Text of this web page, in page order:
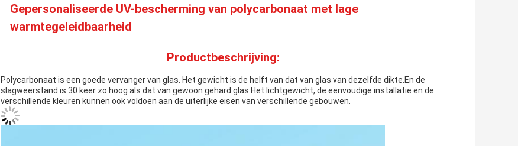
Gepersonaliseerde UV-bescherming van polycarbonaat met lage
warmtegeleidbaarheid
Productbeschrijving:
Polycarbonaat is een goede vervanger van glas. Het gewicht is de helft van dat van glas van dezelfde dikte.En de
slagweerstand is 30 keer zo hoog als dat van gewoon gehard glas.Het lichtgewicht, de eenvoudige installatie en de
verschillende kleuren kunnen ook voldoen aan de uiterlijke eisen van verschillende gebouwen.